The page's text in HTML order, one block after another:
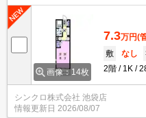
画像：14枚
7.3万円(
敷
なし
2階
1K
シンクロ株式会社 池袋店
情報更新日 2026/08/07